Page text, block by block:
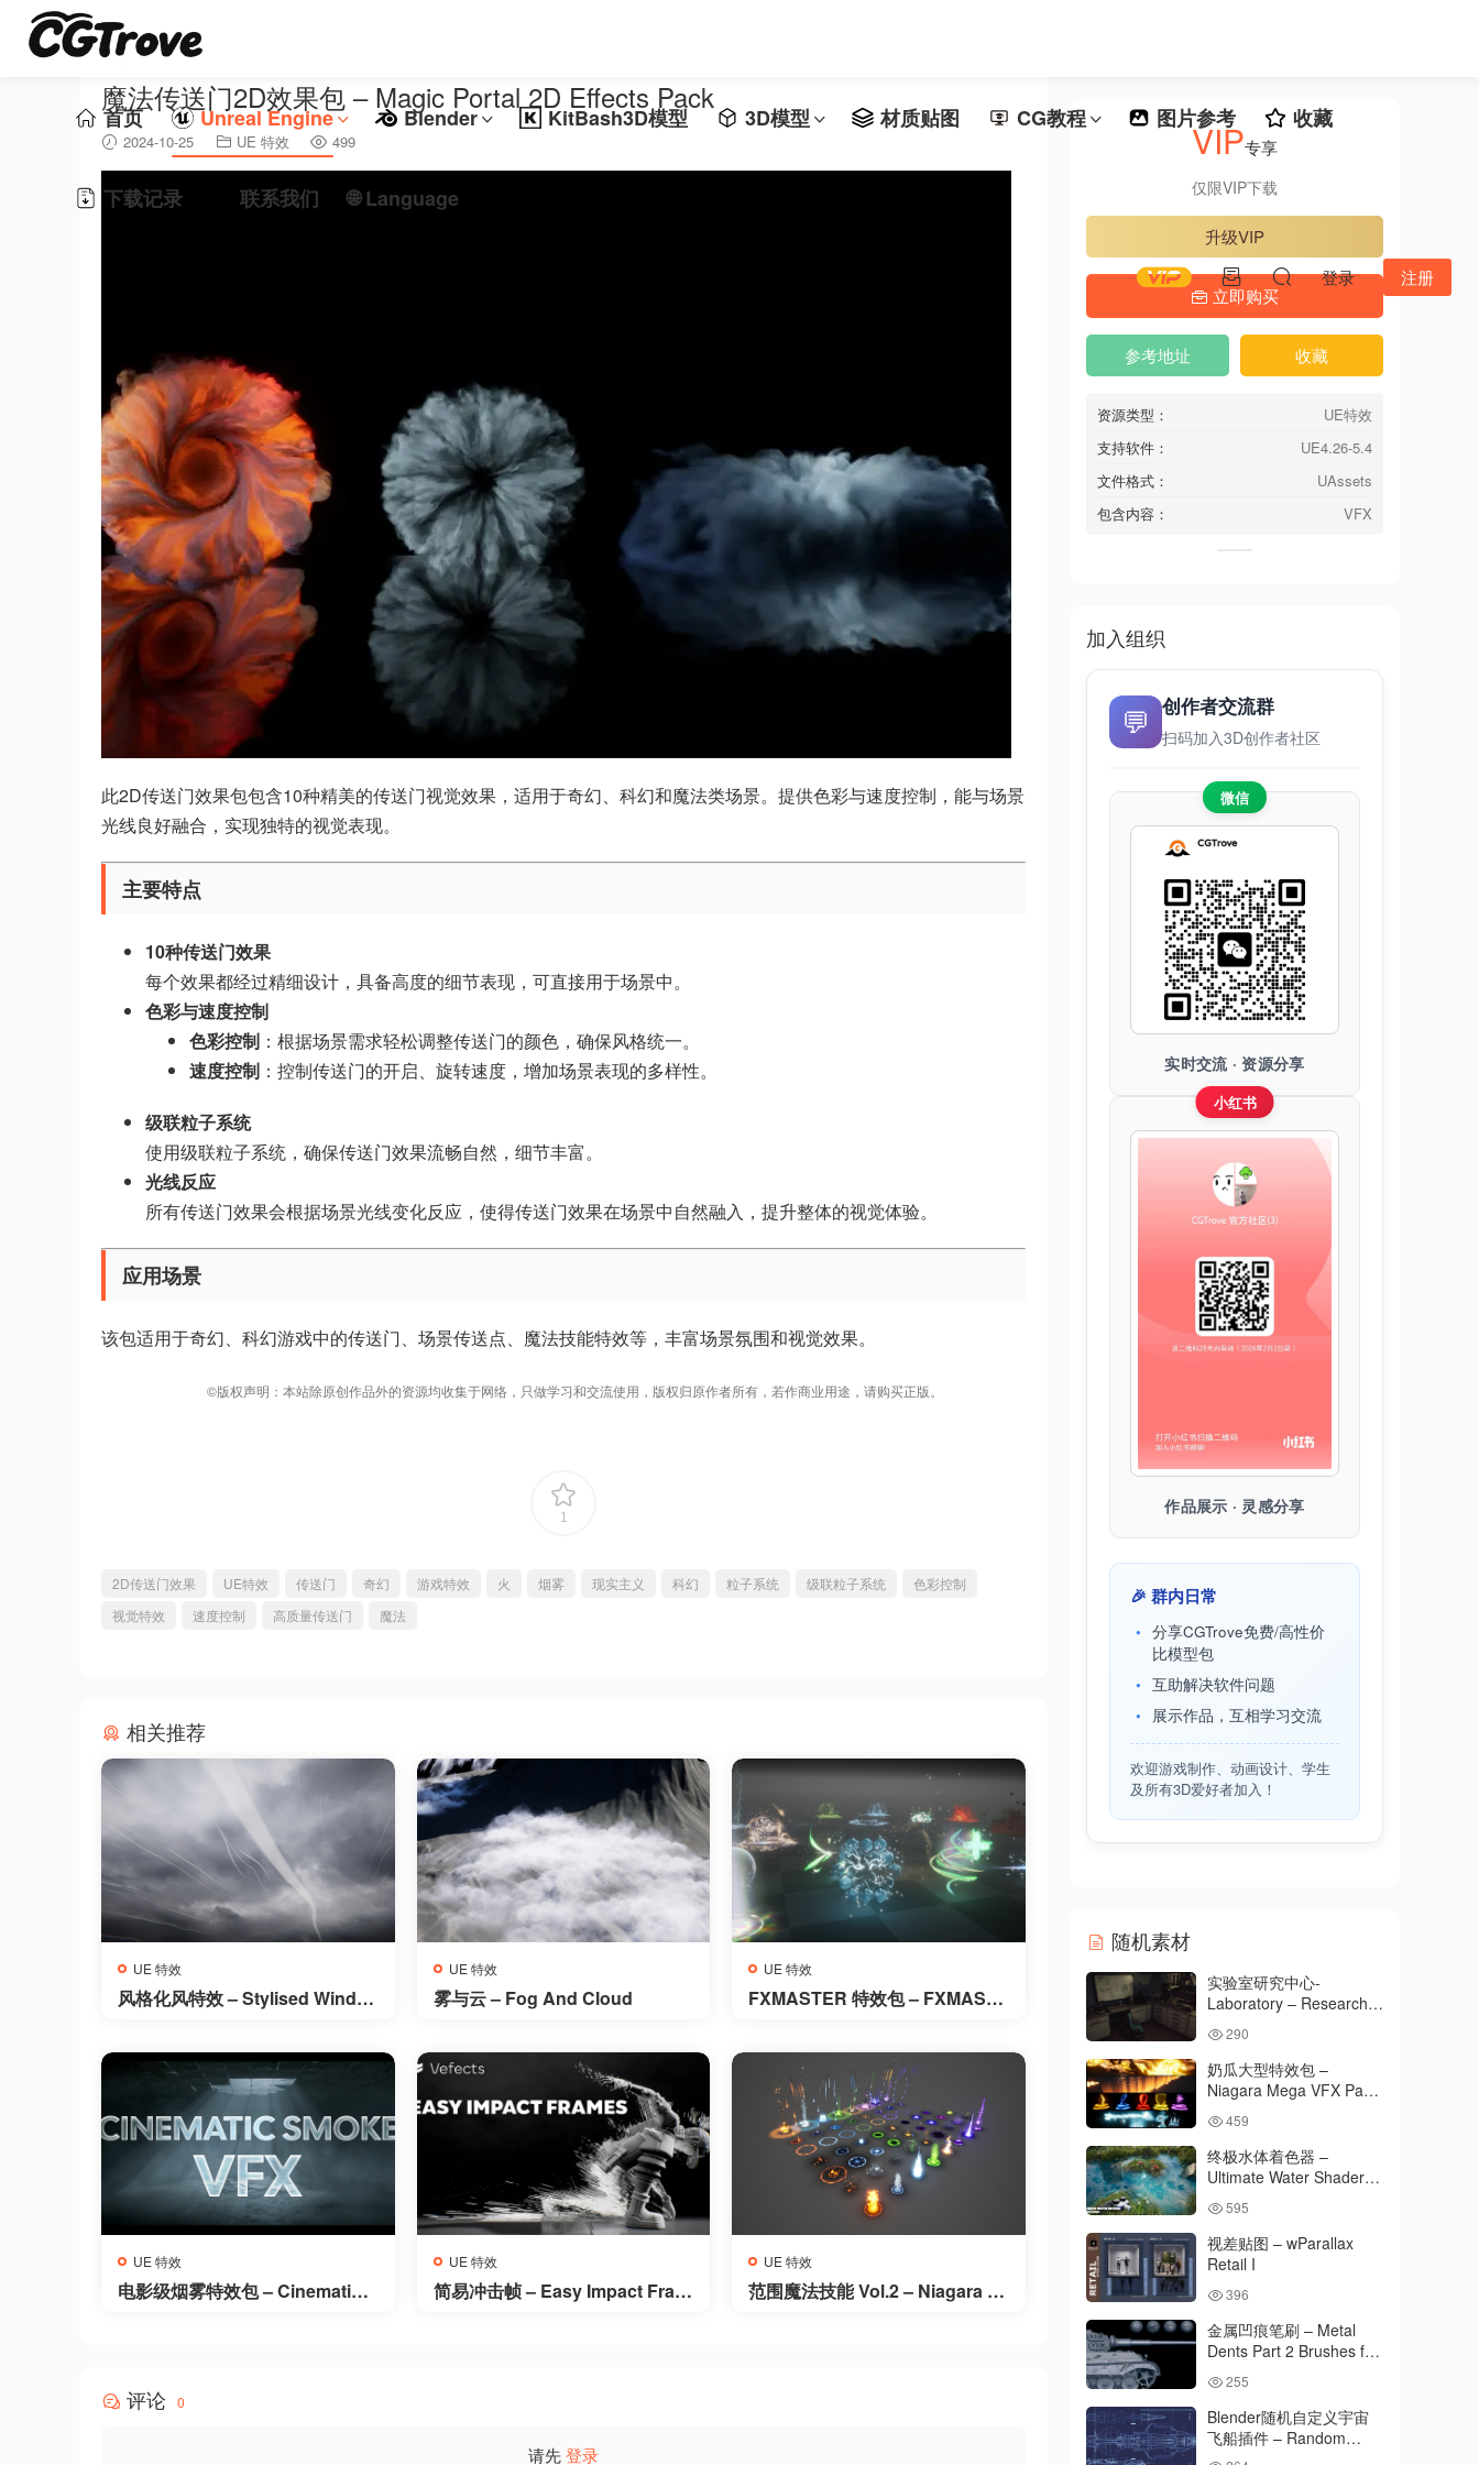
首页 Unreal Engine Blender KitBash3D模型 3D模型 材质贴图 CG教程 图片参考 收藏
下载记录 联系我们 🌐 Language
登录 注册
魔法传送门2D效果包 – Magic Portal 2D Effects Pack
2024-10-25 UE 特效 499
此2D传送门效果包包含10种精美的传送门视觉效果，适用于奇幻、科幻和魔法类场景。提供色彩与速度控制，能与场景
光线良好融合，实现独特的视觉表现。
主要特点
10种传送门效果
每个效果都经过精细设计，具备高度的细节表现，可直接用于场景中。
色彩与速度控制
色彩控制 ：根据场景需求轻松调整传送门的颜色，确保风格统一。
速度控制 ：控制传送门的开启、旋转速度，增加场景表现的多样性。
级联粒子系统
使用级联粒子系统，确保传送门效果流畅自然，细节丰富。
光线反应
所有传送门效果会根据场景光线变化反应，使得传送门效果在场景中自然融入，提升整体的视觉体验。
应用场景
该包适用于奇幻、科幻游戏中的传送门、场景传送点、魔法技能特效等，丰富场景氛围和视觉效果。
©版权声明：本站除原创作品外的资源均收集于网络，只做学习和交流使用，版权归原作者所有，若作商业用途，请购买正版。
1
2D传送门效果 UE特效 传送门 奇幻 游戏特效 火 烟雾 现实主义 科幻 粒子系统 级联粒子系统
色彩控制
视觉特效
速度控制 高质量传送门 魔法
相关推荐
UE 特效
风格化风特效 – Stylised Wind V
UE 特效
雾与云 – Fog And Cloud
UE 特效
FXMASTER 特效包 – FXMAST
UE 特效
电影级烟雾特效包 – Cinematic S
UE 特效
简易冲击帧 – Easy Impact Fram
UE 特效
范围魔法技能 Vol.2 – Niagara –
评论 0
请先登录
VIP专享
仅限VIP下载
升级VIP
立即购买
参考地址 收藏
资源类型：
UE特效
支持软件：
UE4.26-5.4
文件格式：
UAssets
包含内容：
VFX
加入组织
💬
创作者交流群
扫码加入3D创作者社区
微信
实时交流 · 资源分享
小红书
作品展示 · 灵感分享
🎉 群内日常
分享CGTrove免费/高性价
比模型包
互助解决软件问题
展示作品，互相学习交流
欢迎游戏制作、动画设计、学生
及所有3D爱好者加入！
随机素材
实验室研究中心-
Laboratory – Research
290
奶瓜大型特效包 –
Niagara Mega VFX Pack
459
终极水体着色器 –
Ultimate Water Shader
595
视差贴图 – wParallax
Retail I
396
金属凹痕笔刷 – Metal
Dents Part 2 Brushes for
255
Blender随机自定义宇宙
飞船插件 – Random
Starship v2.1.0 + Presets